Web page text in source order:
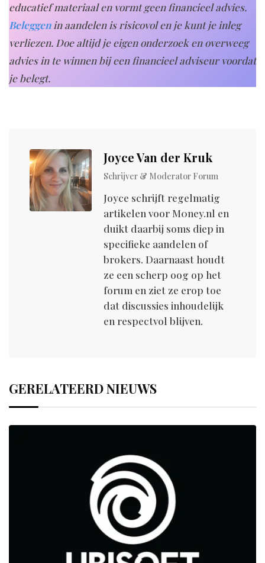
educatief materiaal en vormt geen financieel advies.
Beleggenin aandelen is risicovol en je kunt je inleg
verliezen. Doe altijd je eigen onderzoek en overweeg
advies in te winnen bij een financieel adviseur voordat
je belegt.
Joyce Van der Kruk
Schrijver & Moderator Forum
Joyce schrijft regelmatig
artikelen voor M0ney.nl en
duikt daarbij soms diep in
specifieke aandelen of
brokers. Daarnaast houdt
ze een scherp oog op het
forum en ziet ze erop toe
dat discussies inhoudelijk
en respectvol blijven.
GERELATEERD NIEUWS